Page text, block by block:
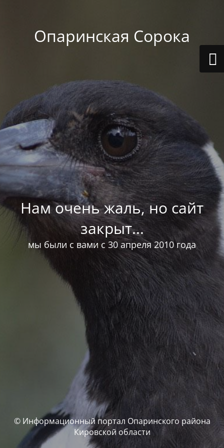
Опаринская Сорока
Нам очень жаль, но сайт
закрыт...
мы были с вами с 30 апреля 2010 года
© Информационный портал Опаринского района
Кировской области